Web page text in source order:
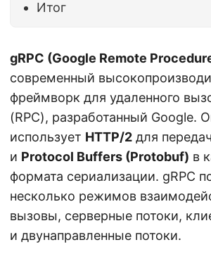
Итог
gRPC (Google Remote
современный
фреймворк для удаленного
(RPC), разработанный Google.
использует HTTP/2 для
и Protocol Buffers (Protobuf) в
формата сериализации. gRPC
несколько режимов
вызовы, серверные потоки,
и двунаправленные потоки.